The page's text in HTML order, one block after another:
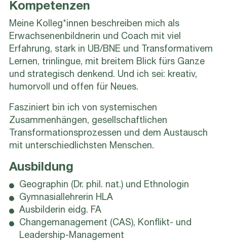
Kompetenzen
Meine Kolleg*innen beschreiben mich als
Erwachsenenbildnerin und Coach mit viel
Erfahrung, stark in UB/BNE und Transformativem
Lernen, trinlingue, mit breitem Blick fürs Ganze
und strategisch denkend. Und ich sei: kreativ,
humorvoll und offen für Neues.
Fasziniert bin ich von systemischen
Zusammenhängen, gesellschaftlichen
Transformationsprozessen und dem Austausch
mit unterschiedlichsten Menschen.
Ausbildung
Geographin (Dr. phil. nat.) und Ethnologin
Gymnasiallehrerin HLA
Ausbilderin eidg. FA
Changemanagement (CAS), Konflikt- und
Leadership-Management